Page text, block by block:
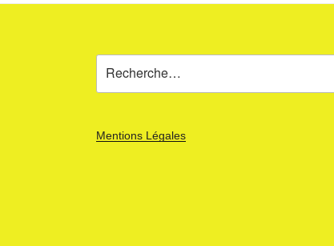
pour
Mentions Légales